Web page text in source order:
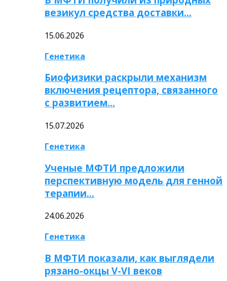
везикул средства доставки…
15.06.2026
Генетика
Биофизики раскрыли механизм
включения рецептора, связанного
с развитием…
15.07.2026
Генетика
Ученые МФТИ предложили
перспективную модель для генной
терапии…
24.06.2026
Генетика
В МФТИ показали, как выглядели
рязано-окцы V-VI веков